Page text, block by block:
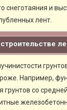
снеготаяния и
лент.
Например,
со